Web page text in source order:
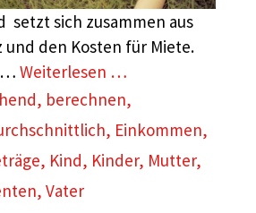
setzt sich zusammen aus
und den Kosten für Miete.
… Weiterlesen …
, berechnen,
, Einkommen,
, Kind, Kinder, Mutter,
, Vater